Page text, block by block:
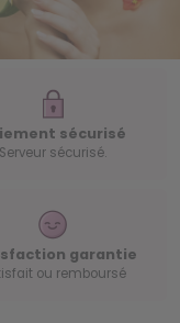
sécurisé
Serveur sécurisé.
garantie
ou remboursé